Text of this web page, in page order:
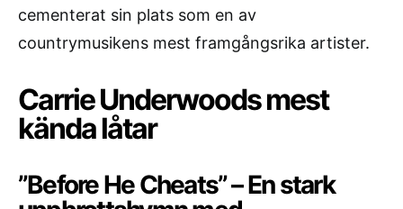
cementerat sin plats som en av
countrymusikens mest framgångsrika artister.
Carrie Underwoods mest
kända låtar
”Before He Cheats” – En stark